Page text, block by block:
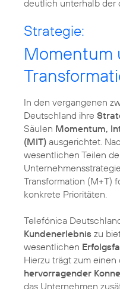
deutlich unterhalb der
Strategie:
Momentum
In den vergangenen
Deutschland ihre
Säulen Momentum,
(MIT) ausgerichtet.
wesentlichen Teilen
Transformation (M+T)
konkrete Prioritäten.
Telefónica
Kundenerlebnis zu
wesentlichen
Hierzu trägt zum
hervorragender
das Unternehmen